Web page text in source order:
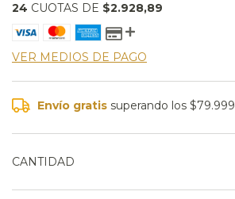
24 CUOTAS DE $2.928,89
VER MEDIOS DE PAGO
Envío gratis superando los$79.999
CANTIDAD